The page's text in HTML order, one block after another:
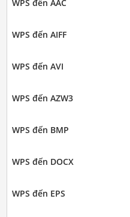
WPS đến AAC
WPS đến AIFF
WPS đến AVI
WPS đến AZW3
WPS đến BMP
WPS đến DOCX
WPS đến EPS